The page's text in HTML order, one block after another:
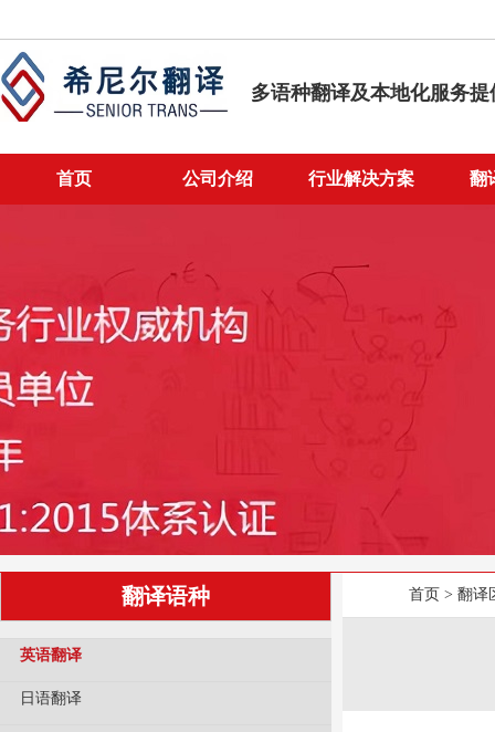
Title:青岛翻译公司 •Size:77195
多语种翻译及本地化服务提
首页 公司介绍 行业解决方案 翻
翻译语种
英语翻译
日语翻译
首页 > 翻译